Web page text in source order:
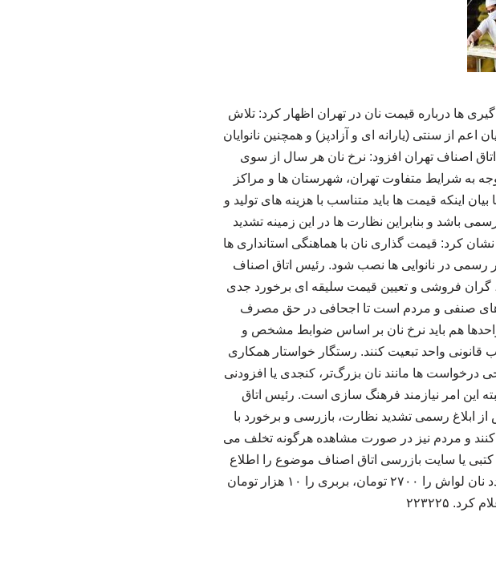
ها درباره قیمت نان در تهران اظهار کرد: تلاش
از سنتی (یارانه ای و آزادپز) و همچنین نانوایان
اصناف تهران افزود: نرخ نان هر سال از سوی
به شرایط متفاوت تهران، شهرستان‌ ها و مراکز
اینکه قیمت‌ ها باید متناسب با هزینه‌ های تولید و
باشد و بنابراین نظارت‌ ها در این زمینه تشدید
کرد: قیمت‌ گذاری نان با هماهنگی استانداری‌ ها
رسمی در نانوایی‌ ها نصب شود. رئیس اتاق اصناف
گران‌ فروشی و تعیین قیمت سلیقه‌ ای برخورد جدی
صنفی و مردم است تا اجحافی در حق مصرف‌
واحدها هم باید نرخ نان بر اساس ضوابط مشخص و
واحد تبعیت کنند. رستگار خواستار همکاری
ها مانند نان بزرگ‌تر، کنجدی یا افزودنی‌
این امر نیازمند فرهنگ‌ سازی است. رئیس اتاق
ابلاغ رسمی تشدید نظارت، بازرسی و برخورد با
کنند و مردم نیز در صورت مشاهده هرگونه تخلف می‌
را از طریق سامانه‌ های ۱۲۴ و ۱۳۵ به صورت کتبی یا سایت بازرسی اتاق اصناف موضوع را اطلاع
دهند. روز گذشته کارگروه آرد و نان اتاق اصناف ایران نیز قیمت هر عدد نان لواش را ۲۷۰۰ تومان، بربری را ۱۰ هزار تومان